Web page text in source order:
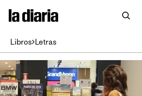
Libros Letras